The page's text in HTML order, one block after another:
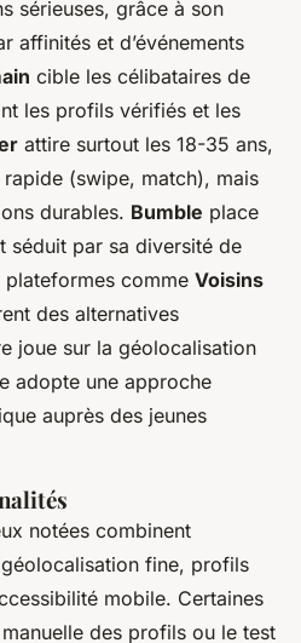
sérieuses, grâce à son
affinités et d’événements
cible les célibataires de
les profils vérifiés et les
attire surtout les 18-35 ans,
(swipe, match), mais
durables. Bumble place
séduit par sa diversité de
comme Voisins
des alternatives
joue sur la géolocalisation
adopte une approche
auprès des jeunes
notées combinent
fine, profils
mobile. Certaines
des profils ou le test